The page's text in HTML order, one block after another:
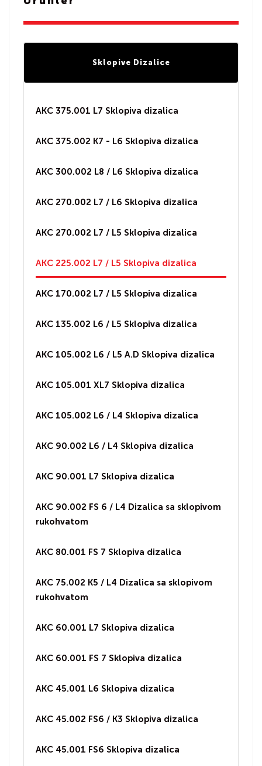
Sklopive Dizalice
AKC 375.001 L7 Sklopiva dizalica
AKC 375.002 K7 - L6 Sklopiva dizalica
AKC 300.002 L8 / L6 Sklopiva dizalica
AKC 270.002 L7 / L6 Sklopiva dizalica
AKC 270.002 L7 / L5 Sklopiva dizalica
AKC 225.002 L7 / L5 Sklopiva dizalica
AKC 170.002 L7 / L5 Sklopiva dizalica
AKC 135.002 L6 / L5 Sklopiva dizalica
AKC 105.002 L6 / L5 A.D Sklopiva dizalica
AKC 105.001 XL7 Sklopiva dizalica
AKC 105.002 L6 / L4 Sklopiva dizalica
AKC 90.002 L6 / L4 Sklopiva dizalica
AKC 90.001 L7 Sklopiva dizalica
AKC 90.002 FS 6 / L4 Dizalica sa sklopivom
rukohvatom
AKC 80.001 FS 7 Sklopiva dizalica
AKC 75.002 K5 / L4 Dizalica sa sklopivom
rukohvatom
AKC 60.001 L7 Sklopiva dizalica
AKC 60.001 FS 7 Sklopiva dizalica
AKC 45.001 L6 Sklopiva dizalica
AKC 45.002 FS6 / K3 Sklopiva dizalica
AKC 45.001 FS6 Sklopiva dizalica